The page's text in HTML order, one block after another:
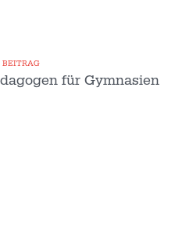
BEITRAG
für Gymnasien